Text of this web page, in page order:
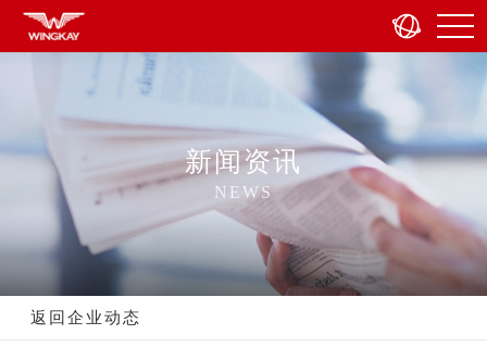
新闻资讯
NEWS
返回企业动态